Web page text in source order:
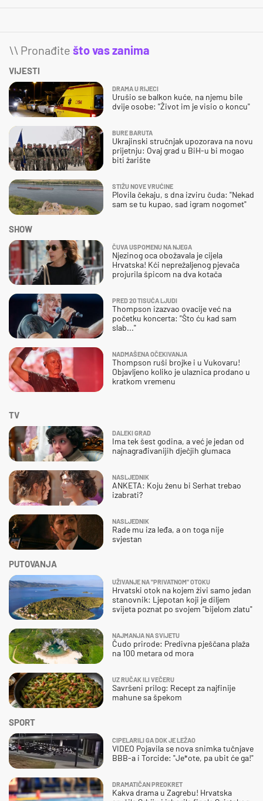
\\ Pronađite što vas zanima
VIJESTI
DRAMA U RIJECI
Urušio se balkon kuće, na njemu bile
dvije osobe: "Život im je visio o koncu"
BURE BARUTA
Ukrajinski stručnjak upozorava na novu
prijetnju: Ovaj grad u BiH-u bi mogao
biti žarište
STIŽU NOVE VRUĆINE
Plovila čekaju, s dna izviru čuda: "Nekad
sam se tu kupao, sad igram nogomet"
SHOW
ČUVA USPOMENU NA NJEGA
Njezinog oca obožavala je cijela
Hrvatska! Kći neprežaljenog pjevača
projurila špicom na dva kotača
PRED 20 TISUĆA LJUDI
Thompson izazvao ovacije već na
početku koncerta: "Što ću kad sam
slab..."
NADMAŠENA OČEKIVANJA
Thompson ruši brojke i u Vukovaru!
Objavljeno koliko je ulaznica prodano u
kratkom vremenu
SPORT
CIPELARILI GA DOK JE LEŽAO
VIDEO Pojavila se nova snimka tučnjave
BBB-a i Torcide: "Je*ote, pa ubit će ga!"
DRAMATIČAN PREOKRET
Kakva drama u Zagrebu! Hrvatska
TV
DALEKI GRAD
Ima tek šest godina, a već je jedan od
najnagrađivanijih dječjih glumaca
NASLJEDNIK
ANKETA: Koju ženu bi Serhat trebao
izabrati?
NASLJEDNIK
Rade mu iza leđa, a on toga nije
svjestan
PUTOVANJA
UŽIVANJE NA "PRIVATNOM" OTOKU
Hrvatski otok na kojem živi samo jedan
stanovnik: Ljepotan koji je diljem
svijeta poznat po svojem "bijelom zlatu"
NAJMANJA NA SVIJETU
Čudo prirode: Predivna pješčana plaža
na 100 metara od mora
UZ RUČAK ILI VEČERU
Savršeni prilog: Recept za najfinije
mahune sa špekom